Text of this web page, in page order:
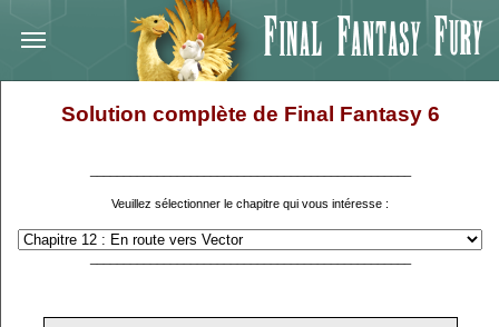
Solution complète de Final Fantasy 6
Veuillez sélectionner le chapitre qui vous intéresse :